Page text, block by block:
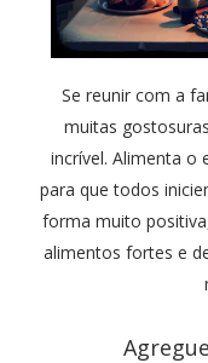
Se reunir com a
muitas
incrível. Alimenta o
para que todos
forma muito
alimentos fortes e